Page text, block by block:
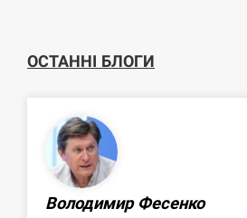
ОСТАННІ БЛОГИ
Володимир Фесенко